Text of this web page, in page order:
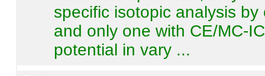
specific isotopic analysis
and only one with CE/MC-
potential in vary ...